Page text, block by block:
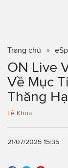
Trang chủ
ON Live
Về Mục
Thăng
Lê Khoa
21/07/2025 15:35